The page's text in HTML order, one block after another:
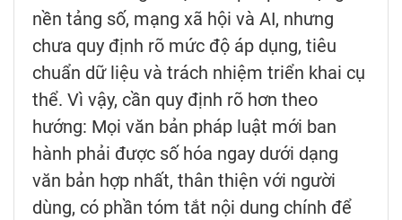
nền tảng số, mạng xã hội và AI, nhưng
chưa quy định rõ mức độ áp dụng, tiêu
chuẩn dữ liệu và trách nhiệm triển khai cụ
thể. Vì vậy, cần quy định rõ hơn theo
hướng: Mọi văn bản pháp luật mới ban
hành phải được số hóa ngay dưới dạng
văn bản hợp nhất, thân thiện với người
dùng, có phần tóm tắt nội dung chính để